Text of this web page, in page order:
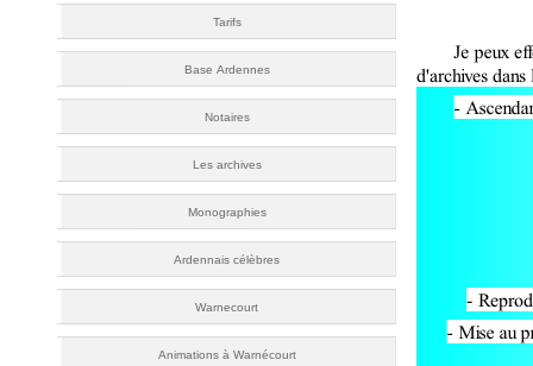
Tarifs
Base Ardennes
Notaires
Les archives
Monographies
Ardennais célèbres
Warnecourt
Animations à Warnécourt